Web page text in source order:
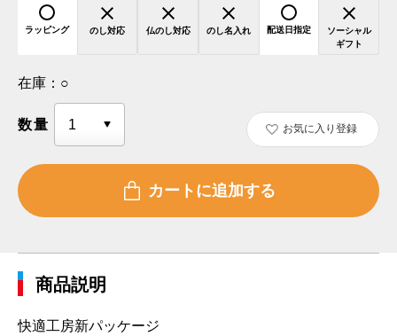
ラッピング のし対応 仏のし対応 のし名入れ 配送日指定
ソーシャル
ギフト
在庫： ○
数量 お気に入り登録
商品説明
快適工房新パッケージ